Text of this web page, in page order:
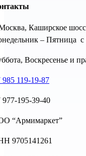
Каширское
– Пятница с
Воскресенье и
985 119-19-87
977-195-39-40
“Армимаркет”
9705141261